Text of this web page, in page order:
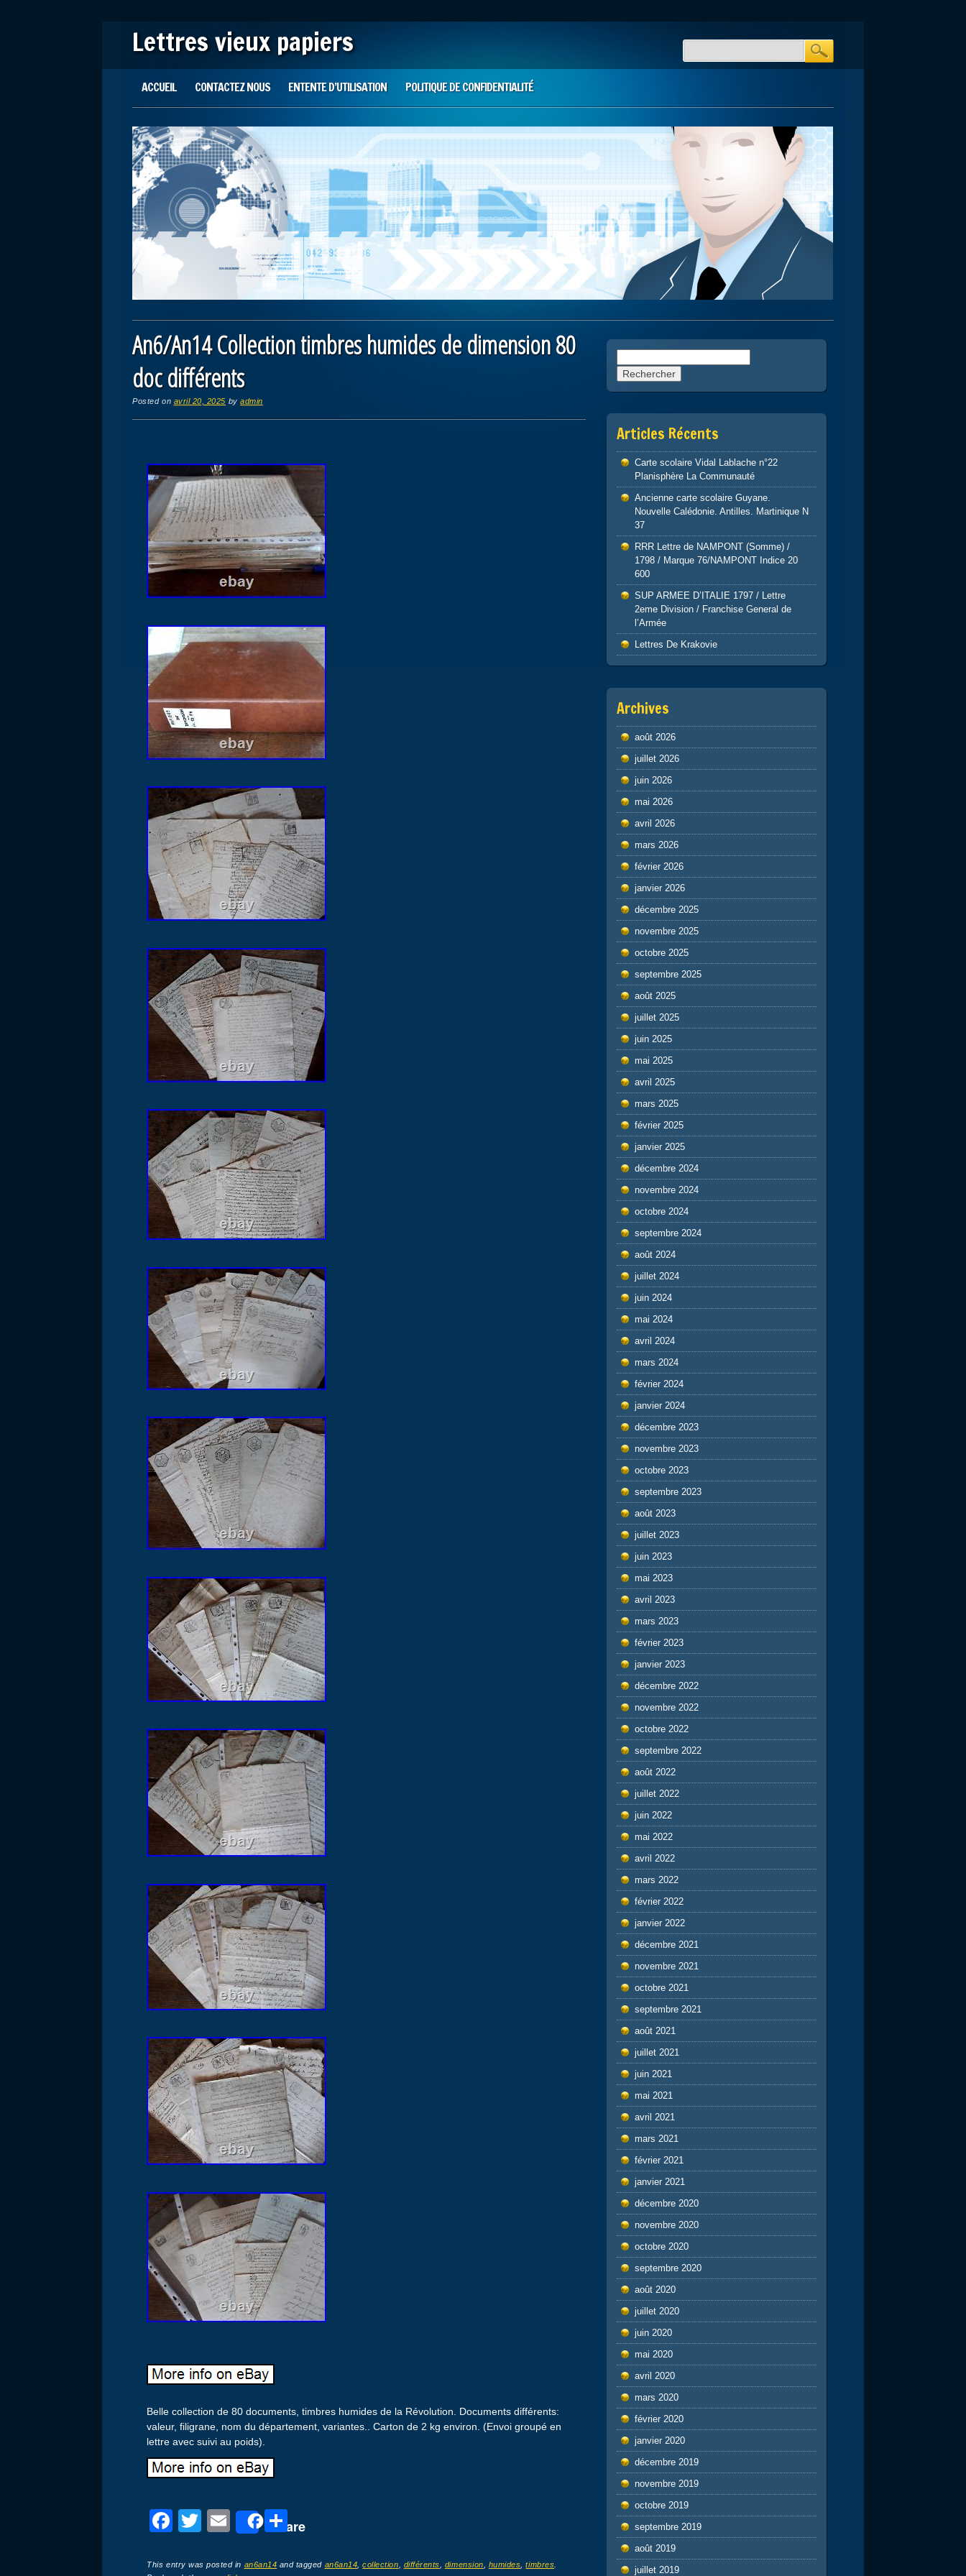
Lettres vieux papiers
Main menu
ACCUEIL CONTACTEZ NOUS ENTENTE D’UTILISATION POLITIQUE DE CONFIDENTIALITÉ
An6/An14 Collection timbres humides de dimension 80
doc différents
Posted on avril 20, 2025 byadmin
Belle collection de 80 documents, timbres humides de la Révolution. Documents différents:
valeur, filigrane, nom du département, variantes.. Carton de 2 kg environ. (Envoi groupé en
lettre avec suivi au poids).
F
c
T
tt
E
ail
Share
P
ta
This entry was posted in an6an14 and tagged an6an14 ,collection différents dimension humides ,timbres
Articles Récents
Carte scolaire Vidal Lablache n°22
Planisphère La Communauté
Ancienne carte scolaire Guyane.
Nouvelle Calédonie. Antilles. Martinique N
37
RRR Lettre de NAMPONT (Somme) /
1798 / Marque 76/NAMPONT Indice 20
600
SUP ARMEE D’ITALIE 1797 / Lettre
2eme Division / Franchise General de
l’Armée
Lettres De Krakovie
Archives
août 2026
juillet 2026
juin 2026
mai 2026
avril 2026
mars 2026
février 2026
janvier 2026
décembre 2025
novembre 2025
octobre 2025
septembre 2025
août 2025
juillet 2025
juin 2025
mai 2025
avril 2025
mars 2025
février 2025
janvier 2025
décembre 2024
novembre 2024
octobre 2024
septembre 2024
août 2024
juillet 2024
juin 2024
mai 2024
avril 2024
mars 2024
février 2024
janvier 2024
décembre 2023
novembre 2023
octobre 2023
septembre 2023
août 2023
juillet 2023
juin 2023
mai 2023
avril 2023
mars 2023
février 2023
janvier 2023
décembre 2022
novembre 2022
octobre 2022
septembre 2022
août 2022
juillet 2022
juin 2022
mai 2022
avril 2022
mars 2022
février 2022
janvier 2022
décembre 2021
novembre 2021
octobre 2021
septembre 2021
août 2021
juillet 2021
juin 2021
mai 2021
avril 2021
mars 2021
février 2021
janvier 2021
décembre 2020
novembre 2020
octobre 2020
septembre 2020
août 2020
juillet 2020
juin 2020
mai 2020
avril 2020
mars 2020
février 2020
janvier 2020
décembre 2019
novembre 2019
octobre 2019
septembre 2019
août 2019
juillet 2019